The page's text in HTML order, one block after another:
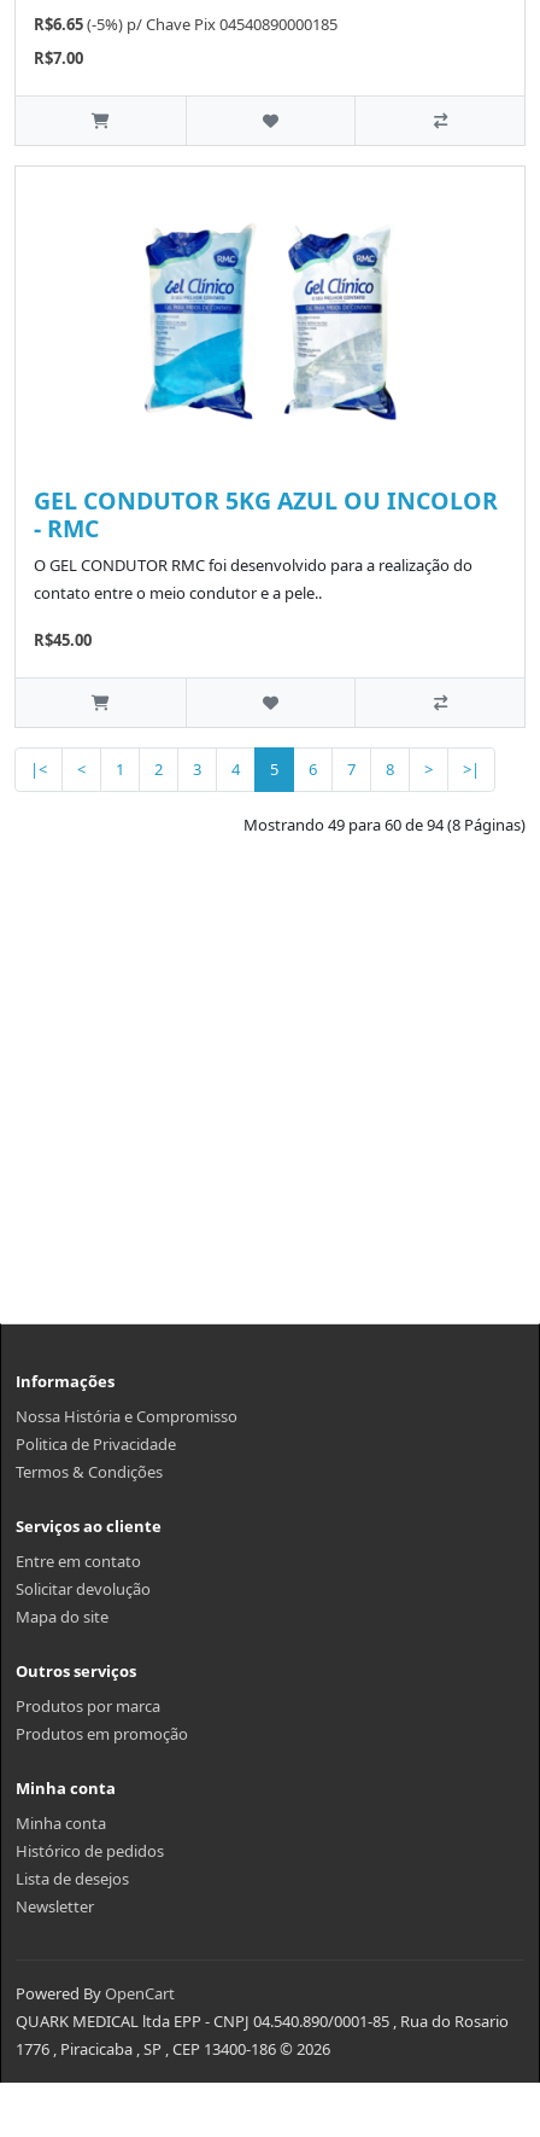
R$6.65(-5%) p/Chave Pix 04540890000185
R$7.00
GEL CONDUTOR 5KG AZUL OU INCOLOR
- RMC
O GEL CONDUTOR RMC foi desenvolvido para a realização do
contato entre o meio condutor e a pele..
R$45.00
|< < 1 2 3 4 5 6 7 8 > >|
Mostrando 49 para 60 de 94 (8 Páginas)
Informações
Nossa História e Compromisso
Politica de Privacidade
Termos & Condições
Serviços ao cliente
Entre em contato
Solicitar devolução
Mapa do site
Outros serviços
Produtos por marca
Produtos em promoção
Minha conta
Minha conta
Histórico de pedidos
Lista de desejos
Newsletter
Powered ByOpenCart
QUARK MEDICAL ltda EPP - CNPJ 04.540.890/0001-85 , Rua do Rosario
1776 , Piracicaba , SP , CEP 13400-186 © 2026